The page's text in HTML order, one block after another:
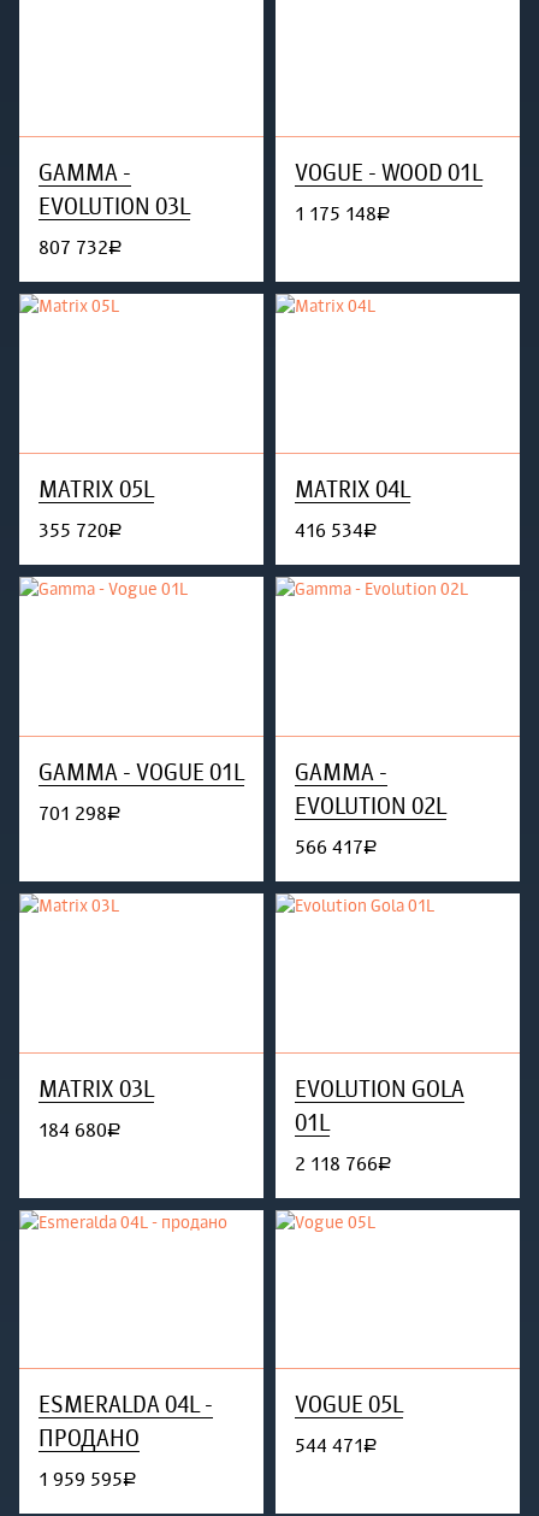
GAMMA -
EVOLUTION 03L
807 732руб.
VOGUE - WOOD 01L
1 175 148руб.
MATRIX 05L
355 720руб.
MATRIX 04L
416 534руб.
GAMMA - VOGUE 01L
701 298руб.
GAMMA -
EVOLUTION 02L
566 417руб.
MATRIX 03L
184 680руб.
EVOLUTION GOLA
01L
2 118 766руб.
ESMERALDA 04L -
ПРОДАНО
1 959 595руб.
VOGUE 05L
544 471руб.